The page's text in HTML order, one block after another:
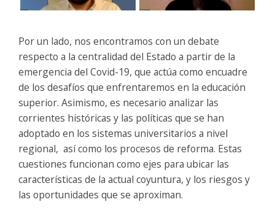
Por un lado, nos encontramos con un debate
respecto a la centralidad del Estado a partir de la
emergencia del Covid-19, que actúa como encuadre
de los desafíos que enfrentaremos en la educación
superior. Asimismo, es necesario analizar las
corrientes históricas y las políticas que se han
adoptado en los sistemas universitarios a nivel
regional, así como los procesos de reforma. Estas
cuestiones funcionan como ejes para ubicar las
características de la actual coyuntura, y los riesgos y
las oportunidades que se aproximan.